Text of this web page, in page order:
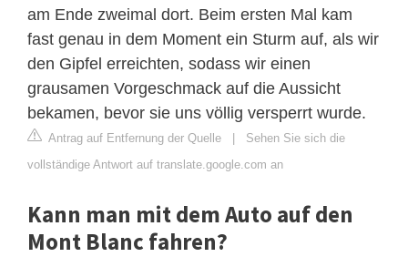
am Ende zweimal dort. Beim ersten Mal kam
fast genau in dem Moment ein Sturm auf, als wir
den Gipfel erreichten, sodass wir einen
grausamen Vorgeschmack auf die Aussicht
bekamen, bevor sie uns völlig versperrt wurde.
Antrag auf Entfernung der Quelle | Sehen Sie sich die
vollständige Antwort auf translate.google.com an
Kann man mit dem Auto auf den
Mont Blanc fahren?